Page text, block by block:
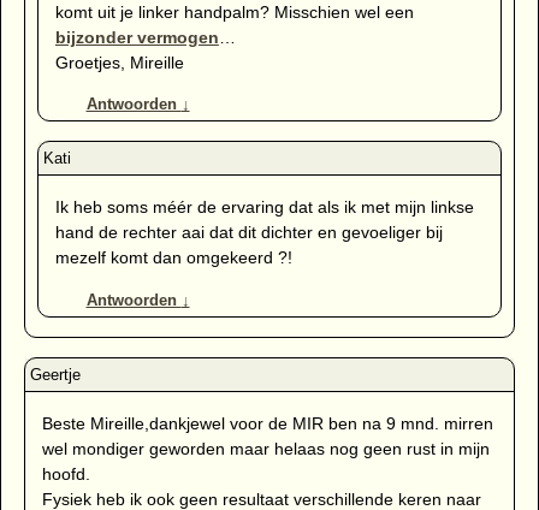
komt uit je linker handpalm? Misschien wel een
bijzonder vermogen
Groetjes, Mireille
Antwoorden ↓
Ik heb soms méér de ervaring dat als ik met mijn linkse
hand de rechter aai dat dit dichter en gevoeliger bij
mezelf komt dan omgekeerd ?!
Antwoorden ↓
Beste Mireille,dankjewel voor de MIR ben na 9 mnd. mirren
wel mondiger geworden maar helaas nog geen rust in mijn
hoofd.
Fysiek heb ik ook geen resultaat verschillende keren naar